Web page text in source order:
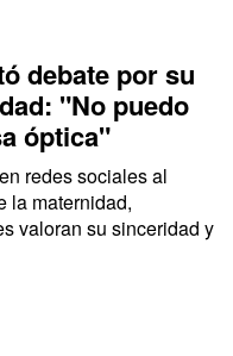
debate por su
"No puedo
óptica"
redes sociales al
la maternidad,
valoran su sinceridad y